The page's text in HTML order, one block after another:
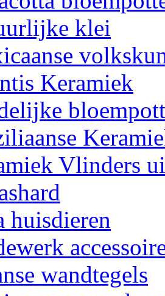
klei
Keramiek
Vlinders
huisdieren
wandtegels